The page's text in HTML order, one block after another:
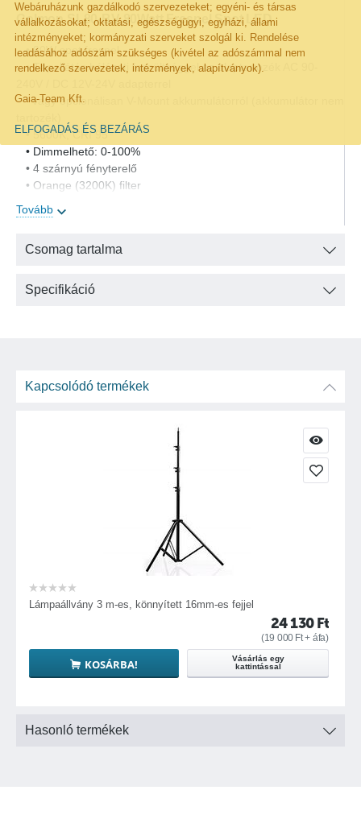
Webáruházunk gazdálkodó szervezeteket; egyéni- és társas
vállalkozásokat; oktatási, egészségügyi, egyházi, állami
intézményeket; kormányzati szerveket szolgál ki. Rendelése
leadásához adószám szükséges (kivétel az adószámmal nem
rendelkező szervezetek, intézmények, alapítványok).
Gaia-Team Kft.
ELFOGADÁS ÉS BEZÁRÁS
Colmon SL80-BV 80Watt Fresnel Spot LED
• 80W spot fresnel
• Tápellátás hálózati feszültséggel az alaptartozék AC 90-
vagy opcionálisan V-Mount akkumulátorról (akkumulátor nem
• 5600K, CRI 95
• Dimmelhető: 0-100%
• 4 szárnyú fényterelő
• Orange (3200K) filter
Tovább
Csomag tartalma
Specifikáció
Kapcsolódó termékek
Lámpaállvány 3 m-es, könnyített 16mm-es fejjel
24 130 Ft
(19 000 Ft+ áfa)
KOSÁRBA!
Vásárlás egy
kattintással
Hasonló termékek